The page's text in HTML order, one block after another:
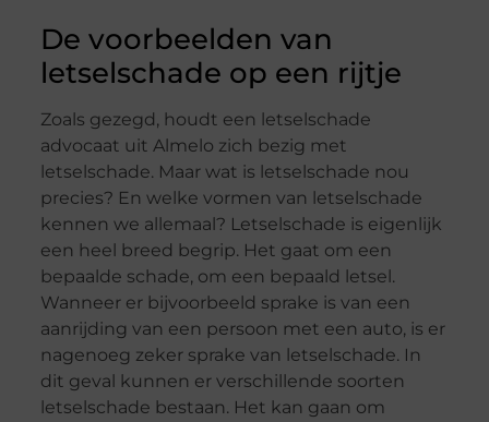
De voorbeelden van
letselschade op een rijtje
Zoals gezegd, houdt een letselschade
advocaat uit Almelo zich bezig met
letselschade. Maar wat is letselschade nou
precies? En welke vormen van letselschade
kennen we allemaal? Letselschade is eigenlijk
een heel breed begrip. Het gaat om een
bepaalde schade, om een bepaald letsel.
Wanneer er bijvoorbeeld sprake is van een
aanrijding van een persoon met een auto, is er
nagenoeg zeker sprake van letselschade. In
dit geval kunnen er verschillende soorten
letselschade bestaan. Het kan gaan om